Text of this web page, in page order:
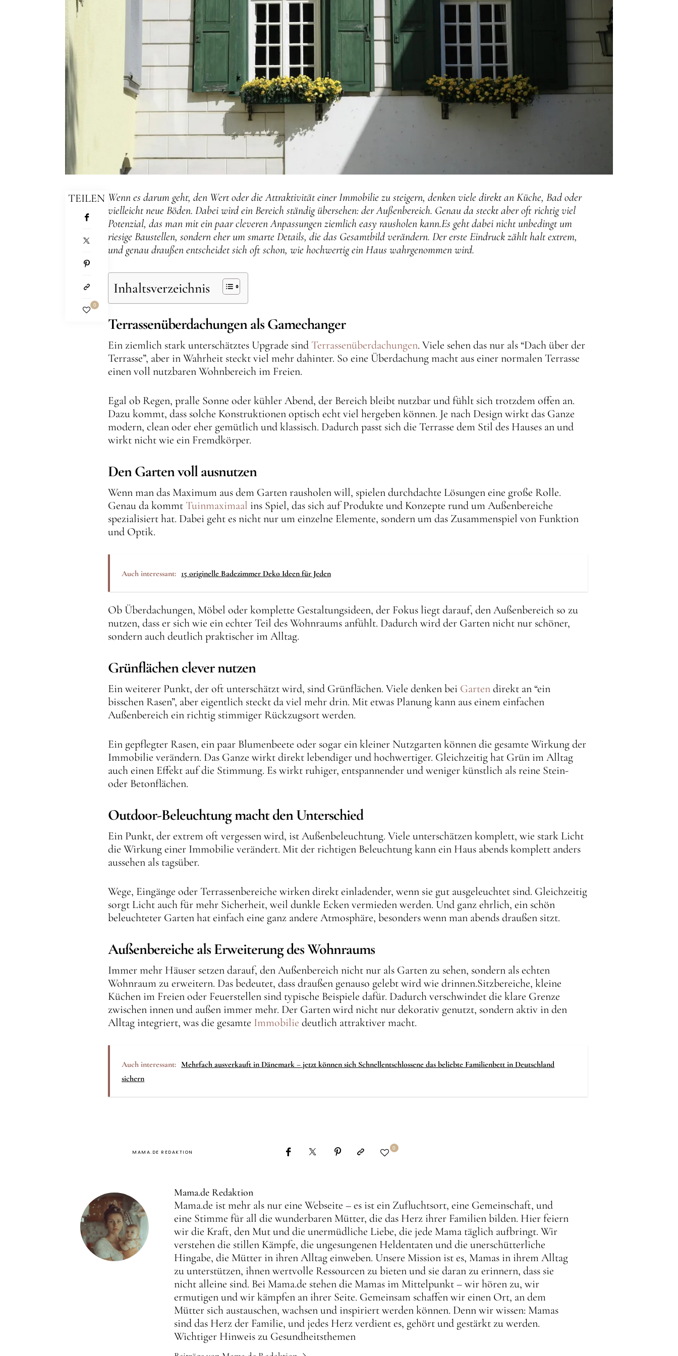
TEILEN
0
Wenn es darum geht, den Wert oder die Attraktivität einer Immobilie zu steigern, denken viele direkt an Küche, Bad oder
vielleicht neue Böden. Dabei wird ein Bereich ständig übersehen: der Außenbereich. Genau da steckt aber oft richtig viel
Potenzial, das man mit ein paar cleveren Anpassungen ziemlich easy rausholen kann.Es geht dabei nicht unbedingt um
riesige Baustellen, sondern eher um smarte Details, die das Gesamtbild verändern. Der erste Eindruck zählt halt extrem,
und genau draußen entscheidet sich oft schon, wie hochwertig ein Haus wahrgenommen wird.
Inhaltsverzeichnis
Terrassenüberdachungen als Gamechanger
Ein ziemlich stark unterschätztes Upgrade sind Terrassenüberdachungen. Viele sehen das nur als “Dach über der
Terrasse”, aber in Wahrheit steckt viel mehr dahinter. So eine Überdachung macht aus einer normalen Terrasse
einen voll nutzbaren Wohnbereich im Freien.
Egal ob Regen, pralle Sonne oder kühler Abend, der Bereich bleibt nutzbar und fühlt sich trotzdem offen an.
Dazu kommt, dass solche Konstruktionen optisch echt viel hergeben können. Je nach Design wirkt das Ganze
modern, clean oder eher gemütlich und klassisch. Dadurch passt sich die Terrasse dem Stil des Hauses an und
wirkt nicht wie ein Fremdkörper.
Den Garten voll ausnutzen
Wenn man das Maximum aus dem Garten rausholen will, spielen durchdachte Lösungen eine große Rolle.
Genau da kommt Tuinmaximaal ins Spiel, das sich auf Produkte und Konzepte rund um Außenbereiche
spezialisiert hat. Dabei geht es nicht nur um einzelne Elemente, sondern um das Zusammenspiel von Funktion
und Optik.
Auch interessant: 15 originelle Badezimmer Deko Ideen für Jeden
Ob Überdachungen, Möbel oder komplette Gestaltungsideen, der Fokus liegt darauf, den Außenbereich so zu
nutzen, dass er sich wie ein echter Teil des Wohnraums anfühlt. Dadurch wird der Garten nicht nur schöner,
sondern auch deutlich praktischer im Alltag.
Grünflächen clever nutzen
Ein weiterer Punkt, der oft unterschätzt wird, sind Grünflächen. Viele denken bei Gartendirekt an “ein
bisschen Rasen”, aber eigentlich steckt da viel mehr drin. Mit etwas Planung kann aus einem einfachen
Außenbereich ein richtig stimmiger Rückzugsort werden.
Ein gepflegter Rasen, ein paar Blumenbeete oder sogar ein kleiner Nutzgarten können die gesamte Wirkung der
Immobilie verändern. Das Ganze wirkt direkt lebendiger und hochwertiger. Gleichzeitig hat Grün im Alltag
auch einen Effekt auf die Stimmung. Es wirkt ruhiger, entspannender und weniger künstlich als reine Stein-
oder Betonflächen.
Outdoor-Beleuchtung macht den Unterschied
Ein Punkt, der extrem oft vergessen wird, ist Außenbeleuchtung. Viele unterschätzen komplett, wie stark Licht
die Wirkung einer Immobilie verändert. Mit der richtigen Beleuchtung kann ein Haus abends komplett anders
aussehen als tagsüber.
Wege, Eingänge oder Terrassenbereiche wirken direkt einladender, wenn sie gut ausgeleuchtet sind. Gleichzeitig
sorgt Licht auch für mehr Sicherheit, weil dunkle Ecken vermieden werden. Und ganz ehrlich, ein schön
beleuchteter Garten hat einfach eine ganz andere Atmosphäre, besonders wenn man abends draußen sitzt.
Außenbereiche als Erweiterung des Wohnraums
Immer mehr Häuser setzen darauf, den Außenbereich nicht nur als Garten zu sehen, sondern als echten
Wohnraum zu erweitern. Das bedeutet, dass draußen genauso gelebt wird wie drinnen.Sitzbereiche, kleine
Küchen im Freien oder Feuerstellen sind typische Beispiele dafür. Dadurch verschwindet die klare Grenze
zwischen innen und außen immer mehr. Der Garten wird nicht nur dekorativ genutzt, sondern aktiv in den
Alltag integriert, was die gesamte Immobilie deutlich attraktiver macht.
Auch interessant: Mehrfach ausverkauft in Dänemark – jetzt können sich Schnellentschlossene das beliebte Familienbett in Deutschland
sichern
MAMA.DE REDAKTION
0
Mama.de Redaktion
Mama.de ist mehr als nur eine Webseite – es ist ein Zufluchtsort, eine Gemeinschaft, und
eine Stimme für all die wunderbaren Mütter, die das Herz ihrer Familien bilden. Hier feiern
wir die Kraft, den Mut und die unermüdliche Liebe, die jede Mama täglich aufbringt. Wir
verstehen die stillen Kämpfe, die ungesungenen Heldentaten und die unerschütterliche
Hingabe, die Mütter in ihren Alltag einweben. Unsere Mission ist es, Mamas in ihrem Alltag
zu unterstützen, ihnen wertvolle Ressourcen zu bieten und sie daran zu erinnern, dass sie
nicht alleine sind. Bei Mama.de stehen die Mamas im Mittelpunkt – wir hören zu, wir
ermutigen und wir kämpfen an ihrer Seite. Gemeinsam schaffen wir einen Ort, an dem
Mütter sich austauschen, wachsen und inspiriert werden können. Denn wir wissen: Mamas
sind das Herz der Familie, und jedes Herz verdient es, gehört und gestärkt zu werden.
Wichtiger Hinweis zu Gesundheitsthemen